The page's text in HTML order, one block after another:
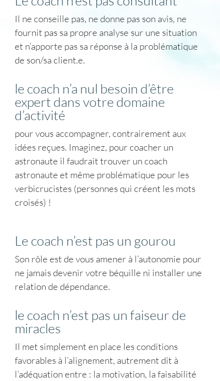
Il ne conseille pas, ne donne pas son avis, ne
fournit pas sa propre analyse sur une situation
et n’apporte pas sa réponse à la problématique
de son/sa client.e.
le coach n’a nul besoin d’être
expert dans votre domaine
d’activité
pour vous accompagner, contrairement aux
idées reçues. Imaginez, pour coacher un
astronaute il faudrait trouver un coach
astronaute et même problématique pour les
verbicrucistes (personnes qui créent les mots
croisés) !
Le coach n’est pas un gourou
Son rôle est de vous amener à l’autonomie pour
ne jamais devenir votre béquille ni installer une
relation de dépendance.
le coach n’est pas un faiseur de
miracles
Il met simplement en place les conditions
favorables à l’alignement, autrement dit à
l’adéquation entre : la motivation, la faisabilité